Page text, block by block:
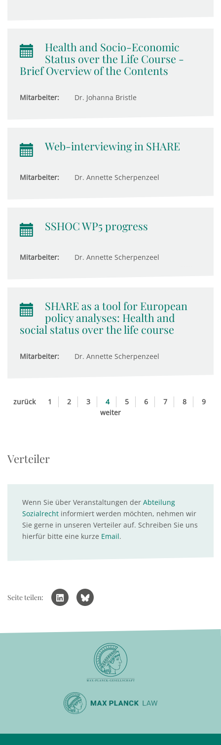
Health and Socio-Economic
Status over the Life Course -
Brief Overview of the Contents
Mitarbeiter: Dr. Johanna Bristle
Web-interviewing in SHARE
Mitarbeiter: Dr. Annette Scherpenzeel
SSHOC WP5 progress
Mitarbeiter: Dr. Annette Scherpenzeel
SHARE as a tool for European
policy analyses: Health and
social status over the life course
Mitarbeiter: Dr. Annette Scherpenzeel
zurück 1 2 3 4 5 6 7 8
9
weiter
Verteiler
Wenn Sie über Veranstaltungen der Abteilung
Sozialrecht informiert werden möchten, nehmen wir
Sie gerne in unseren Verteiler auf. Schreiben Sie uns
hierfür bitte eine kurze Email.
Seite teilen: